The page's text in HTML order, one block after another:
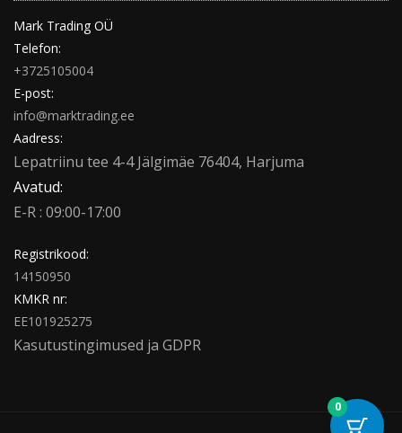
Mark Trading OÜ
Telefon:
+3725105004
E-post:
info@marktrading.ee
Aadress:
Lepatriinu tee 4-4 Jälgimäe 76404, Harjuma
Avatud:
E-R : 09:00-17:00
Registrikood:
14150950
KMKR nr:
EE101925275
Kasutustingimused ja GDPR
0